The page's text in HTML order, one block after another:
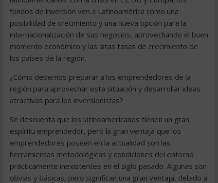
fondos de inversión ven a Latinoamérica como una
posibilidad de crecimiento y una nueva opción para la
internacionalización de sus negocios, aprovechando el buen
momento económico y las altas tasas de crecimiento de
los países de la región.
¿Cómo debemos preparar a los emprendedores de la
región para aprovechar esta situación y desarrollar ideas
atractivas para los inversionistas?
Se descuenta que los latinoamericanos tienen un gran
espíritu emprendedor, pero la gran ventaja que los
emprendedores poseen en la actualidad son las
herramientas metodológicas y condiciones del entorno
prácticamente inexistentes en el siglo pasado. Algunas son
obvias y básicas, pero significan una gran ventaja, debido a